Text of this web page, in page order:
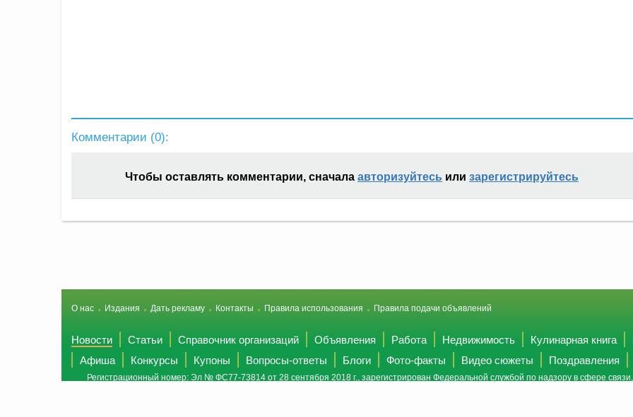
Комментарии (0):
Чтобы оставлять комментарии, сначала авторизуйтесь или зарегистрируйтесь
О нас Издания Дать рекламу Контакты Правила использования Правила подачи объявлений
Новости Статьи Справочник организаций Объявления Работа Недвижимость Кулинарная книга
Афиша
Конкурсы Купоны Вопросы-ответы Блоги Фото-факты Видео сюжеты Поздравления
Регистрационный номер: Эл № ФС77-73814 от 28 сентября 2018 г., зарегистрирован Федеральной службой по надзору в сфере